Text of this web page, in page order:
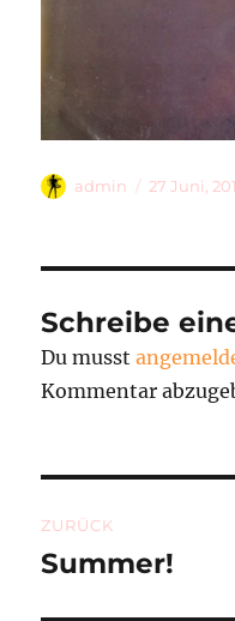
Autor
admin 27 Juni,
Schreibe
Du musst
Kommentar
ZURÜCK
Vorheriger
Summer!